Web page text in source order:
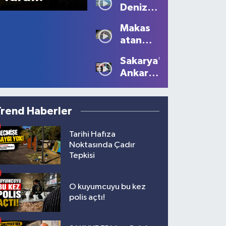
Kartpostallık
Manzaralar
Oluştu
Deniz
Tüm
Güzelliğiyle
Devam
Ediyor
Makas
atan
10 bin
lira ceza
Sakarya'dan
Ankara'ya
çağrısı
Haberler
Tarihi Hafıza
Noktasında Çadır
Tepkisi
O kuyumcuyu bu kez
polis açtı!